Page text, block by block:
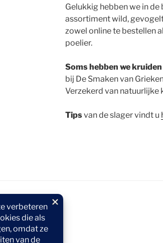
Gelukkig hebben we in
assortiment wild,
zowel online te bestellen
poelier.
Soms hebben we
bij De Smaken van
Verzekerd van natuurlijke
Tipsvan de slager vindt u